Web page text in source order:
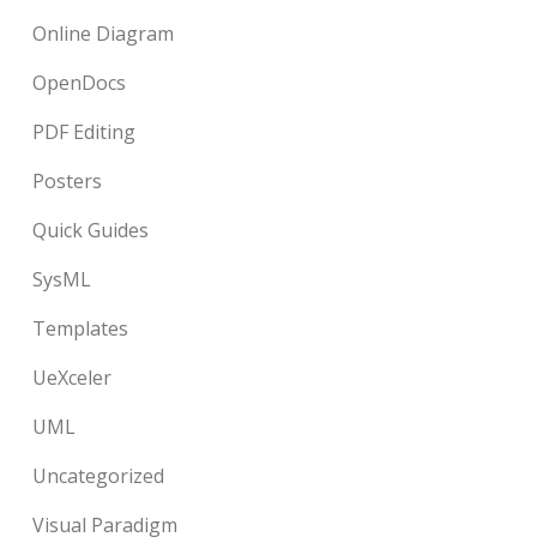
Online Diagram
OpenDocs
PDF Editing
Posters
Quick Guides
SysML
Templates
UeXceler
UML
Uncategorized
Visual Paradigm